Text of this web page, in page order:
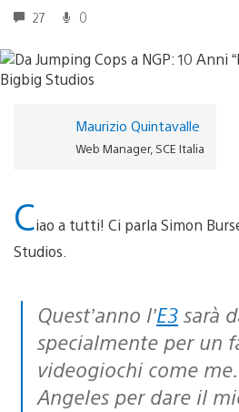
27 0
Maurizio Quintavalle
Web Manager, SCE Italia
Ciao a tutti! Ci parla Simon
Studios.
Quest’anno l’E3 sarà
specialmente per un
videogiochi come
Angeles per dare il